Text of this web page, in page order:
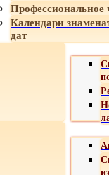
Профессиональное
Календари
дат